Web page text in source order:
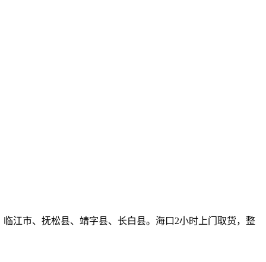
江市、抚松县、靖字县、长白县。海口2小时上门取货，整